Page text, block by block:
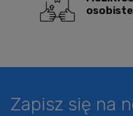
Zapisz się na